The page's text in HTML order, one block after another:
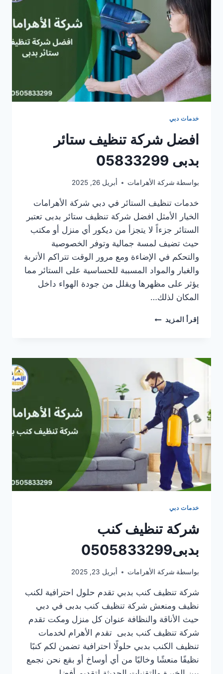
خدمات دبي
افضل شركة تنظيف ستائر
بدبى 05833299
بواسطة شركة الأهرامات أبريل 26, 2025
خدمات تنظيف الستائر في دبي شركة الأهرامات
الخيار الأمثل افضل شركة تنظيف ستائر بدبى تعتبر
الستائر جزءاً لا يتجزأ من ديكور أي منزل أو مكتب
حيث تضيف لمسة جمالية وتوفر الخصوصية
والتحكم في الإضاءة ومع مرور الوقت تتراكم الأتربة
والغبار والمواد المسببة للحساسية على الستائر مما
يؤثر على مظهرها ويقلل من جودة الهواء داخل
المكان لذلك…
إقرأ المزيد افضل
05833299
خدمات دبي
شركة تنظيف كنب
بدبى0505833299
بواسطة شركة الأهرامات أبريل 23, 2025
شركة تنظيف كنب بدبي تقدم حلول احترافية لكنب
نظيف ومنعش شركة تنظيف كنب بدبى في دبي
حيث الأناقة والنظافة عنوان كل منزل ومكت تقدم
شركة تنظيف كنب بدبى تقدم الأهرام لخدمات
تنظيف الكنب بدبي حلولًا احترافية تضمن لكم كنبًا
نظيفًا منعشًا وخاليًا من أي أوساخ أو بقع نحن نجمع